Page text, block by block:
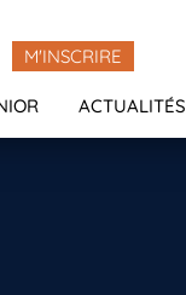
M'INSCRIRE
ACTUALITÉS